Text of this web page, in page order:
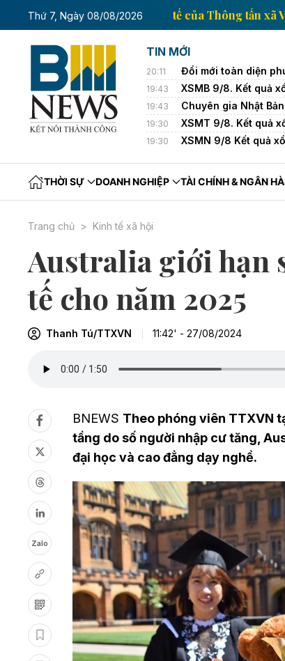
Thứ 7, Ngày 08/08/2026Trang thông tin kinh tế của
TIN MỚI
20:11 Đổi mới toàn diện
19:43 XSMB 9/8. Kết quả
19:43 Chuyên gia Nhật
19:30 XSMT 9/8. Kết quả
19:30 XSMN 9/8 Kết quả
THỜI SỰ DOANH NGHIỆP TÀI CHÍNH & NGÂN
Trang chủ Kinh tế xã hội
Australia giới hạn
tế cho năm 2025
Thanh Tú/TTXVN 11:42' - 27/08/2024
Zalo
BNEWS Theo phóng viên TTXVN
tầng do số người nhập cư tăng,
đại học và cao đẳng dạy nghề.